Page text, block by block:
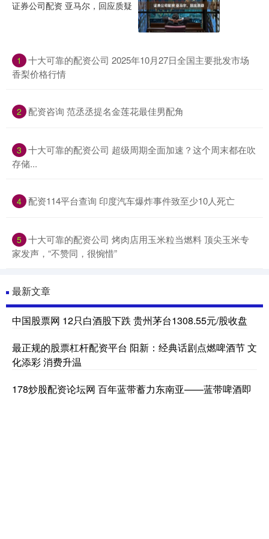
证券公司配资 亚马尔，回应质疑
1
十大可靠的配资公司 2025年10月27日全国主要批发市场
香梨价格行情
2 配资咨询 范丞丞提名金莲花最佳男配角
3 十大可靠的配资公司 超级周期全面加速？这个周末都在吹
存储...
4 配资114平台查询 印度汽车爆炸事件致至少10人死亡
5 十大可靠的配资公司 烤肉店用玉米粒当燃料 顶尖玉米专
家发声，“不赞同，很惋惜”
最新文章
中国股票网 12只白酒股下跌 贵州茅台1308.55元/股收盘
最正规的股票杠杆配资平台 阳新：经典话剧点燃啤酒节 文
化添彩 消费升温
178炒股配资论坛网 百年蓝带蓄力东南亚——蓝带啤酒即